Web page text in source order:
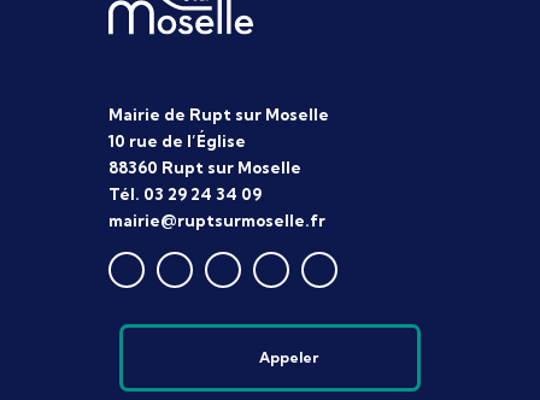
Mairie de Rupt sur Moselle
10 rue de l’Église
88360 Rupt sur Moselle
Tél. 03 29 24 34 09
mairie@ruptsurmoselle.fr
Appeler